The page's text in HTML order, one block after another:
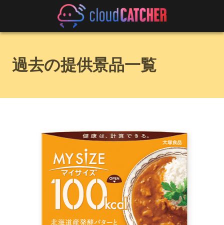
過去の提供景品一覧